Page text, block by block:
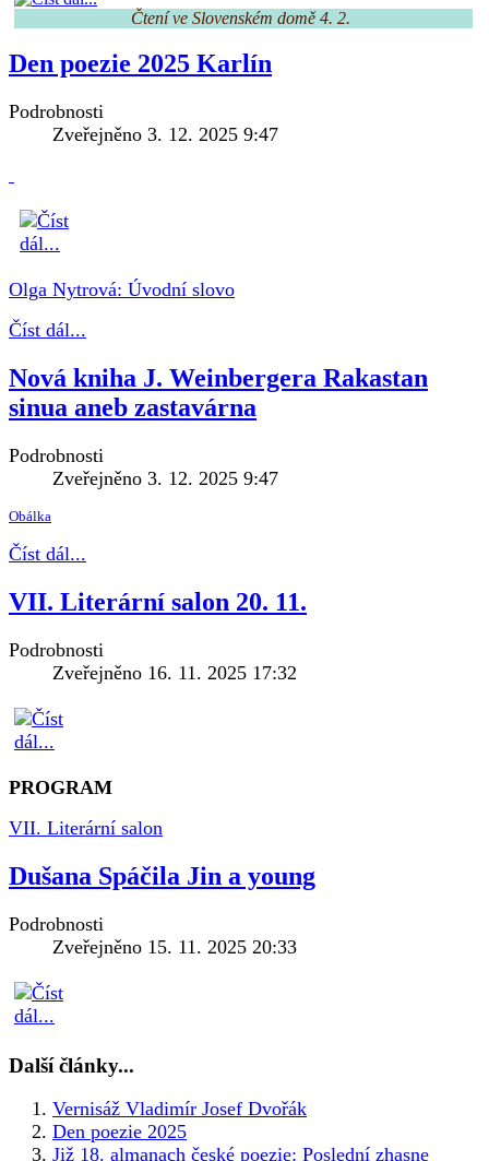
Čtení ve Slovenském domě 4. 2.
Den poezie 2025 Karlín
Podrobnosti
Zveřejněno 3. 12. 2025 9:47
Olga Nytrová: Úvodní slovo
Číst dál...
Nová kniha J. Weinbergera Rakastan
sinua aneb zastavárna
Podrobnosti
Zveřejněno 3. 12. 2025 9:47
Obálka
Číst dál...
VII. Literární salon 20. 11.
Podrobnosti
Zveřejněno 16. 11. 2025 17:32
PROGRAM
VII. Literární salon
Dušana Spáčila Jin a young
Podrobnosti
Zveřejněno 15. 11. 2025 20:33
Další články...
Vernisáž Vladimír Josef Dvořák
Den poezie 2025
Již 18. almanach české poezie: Poslední zhasne